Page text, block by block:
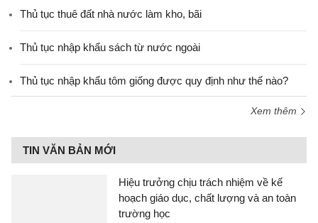
Thủ tục thuê đất nhà nước làm kho, bãi
Thủ tục nhập khẩu sách từ nước ngoài
Thủ tục nhập khẩu tôm giống được quy định như thế nào?
Xem thêm
TIN VĂN BẢN MỚI
Hiệu trưởng chịu trách nhiệm về kế
hoạch giáo dục, chất lượng và an toàn
trường học